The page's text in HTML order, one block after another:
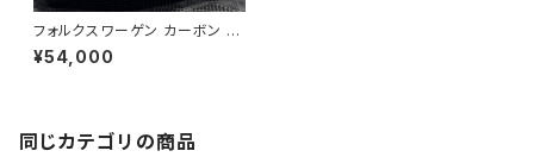
フォルクスワーゲン カーボン G
olf 7-7.5R GTI TCRスタイル
フロントリップ
¥54,000
同じカテゴリの商品